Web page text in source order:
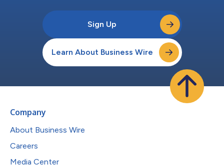
Sign Up
Learn About Business Wire
Company
About Business Wire
Careers
Media Center